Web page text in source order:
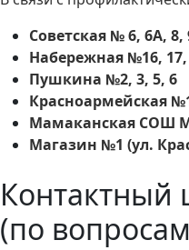
Советская № 6, 6А, 8,
Набережная №16, 17,
Пушкина №2, 3, 5, 6
Красноармейская
Мамаканская СОШ
Магазин №1 (ул.
Контактный
(по